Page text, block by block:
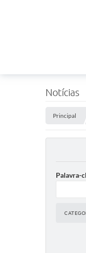
Notícias
Principal
Palavra-